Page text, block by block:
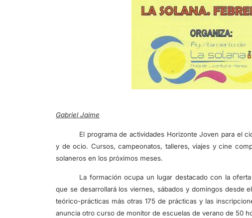
Gabriel Jaime
El programa de actividades Horizonte Joven para el
y de ocio. Cursos, campeonatos, talleres, viajes y cine
solaneros en los próximos meses.
La formación ocupa un lugar destacado con la
que se desarrollará los viernes, sábados y domingos desde
teórico-prácticas más otras 175 de prácticas y las
anuncia otro curso de monitor de escuelas de verano de 50